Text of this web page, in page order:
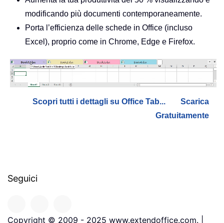
modificando più documenti contemporaneamente.
Porta l’efficienza delle schede in Office (incluso
Excel), proprio come in Chrome, Edge e Firefox.
Scopri tutti i dettagli su Office Tab...
Scarica
Gratuitamente
Seguici
Copyright © 2009 - 2025 www.extendoffice.com. |